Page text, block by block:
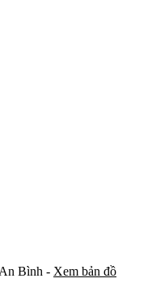
Bình - Xem bản đồ